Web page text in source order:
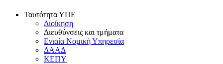
Ταυτότητα ΥΠΕ
Διοίκηση
Διευθύνσεις και τμήματα
Ενιαία Νομική Υπηρεσία
ΔΑΑΔ
ΚΕΠΥ